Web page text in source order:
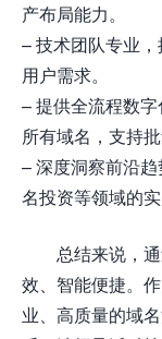
产布局能力。
– 技术团队专业
用户需求。
– 提供全流程数
所有域名，支持
– 深度洞察前沿
名投资等领域的实
总结来说，
效、智能便捷。
业、高质量的域